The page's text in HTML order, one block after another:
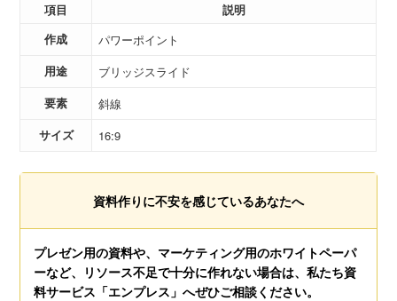
項目
説明
作成
パワーポイント
用途
ブリッジスライド
要素
斜線
サイズ
16:9
資料作りに不安を感じているあなたへ
プレゼン用の資料や、マーケティング用のホワイトペーパ
ーなど、リソース不足で十分に作れない場合は、私たち資
料サービス「エンプレス」へぜひご相談ください。